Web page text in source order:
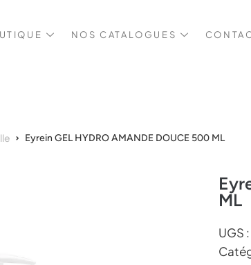
NOS CATALOGUES
Eyrein GEL HYDRO AMANDE DOUCE 500 ML
ML
UGS :